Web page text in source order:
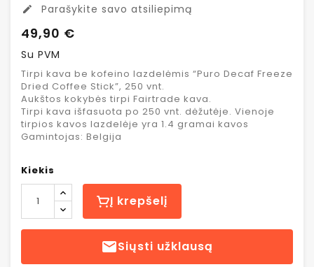
edit Parašykite savo atsiliepimą
49,90 €
Su PVM
Tirpi kava be kofeino lazdelėmis “Puro Decaf Freeze
Dried Coffee Stick”, 250 vnt.
Aukštos kokybės tirpi Fairtrade kava.
Tirpi kava išfasuota po 250 vnt. dėžutėje. Vienoje
tirpios kavos lazdelėje yra 1.4 gramai kavos
Gamintojas: Belgija
Kiekis
Į krepšelį
Siųsti užklausą